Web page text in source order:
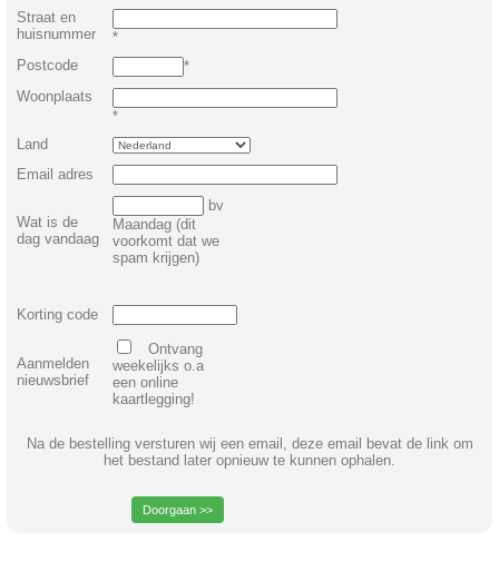
Straat en
huisnummer
*
Postcode
*
Woonplaats
*
Land
Email adres
Wat is de
dag vandaag
bv
Maandag (dit
voorkomt dat we
spam krijgen)
Korting code
Aanmelden
nieuwsbrief
Ontvang
weekelijks o.a
een online
kaartlegging!
Na de bestelling versturen wij een email, deze email bevat de link om
het bestand later opnieuw te kunnen ophalen.